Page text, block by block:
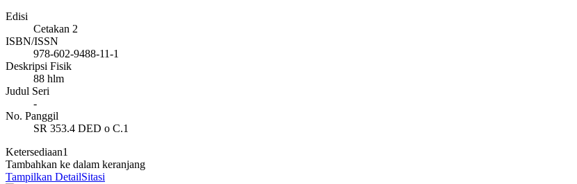
Edisi
Cetakan 2
ISBN/ISSN
978-602-9488-11-1
Deskripsi Fisik
88 hlm
Judul Seri
-
No. Panggil
SR 353.4 DED o C.1
Ketersediaan1
Tambahkan ke dalam keranjang
Tampilkan DetailSitasi